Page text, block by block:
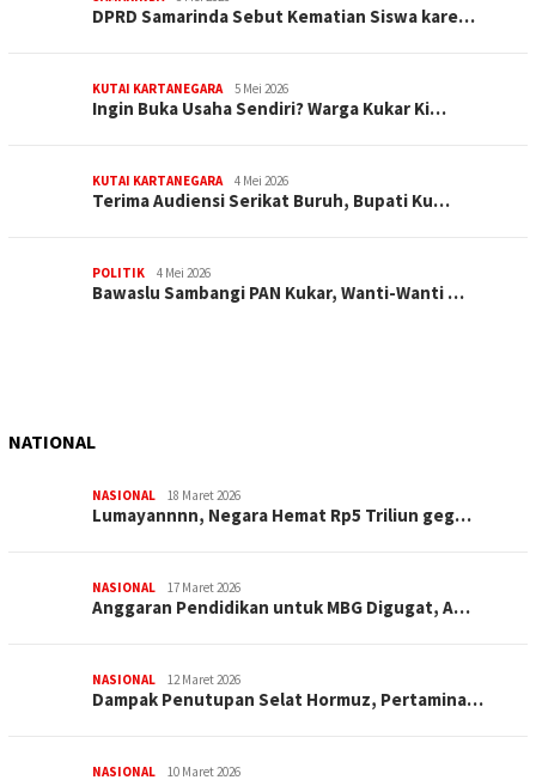
DPRD Samarinda Sebut Kematian Siswa kare…
KUTAI KARTANEGARA 5 Mei 2026
Ingin Buka Usaha Sendiri? Warga Kukar Ki…
KUTAI KARTANEGARA 4 Mei 2026
Terima Audiensi Serikat Buruh, Bupati Ku…
POLITIK 4 Mei 2026
Bawaslu Sambangi PAN Kukar, Wanti-Wanti …
NATIONAL
NASIONAL 18 Maret 2026
Lumayannnn, Negara Hemat Rp5 Triliun geg…
NASIONAL 17 Maret 2026
Anggaran Pendidikan untuk MBG Digugat, A…
NASIONAL 12 Maret 2026
Dampak Penutupan Selat Hormuz, Pertamina…
NASIONAL 10 Maret 2026